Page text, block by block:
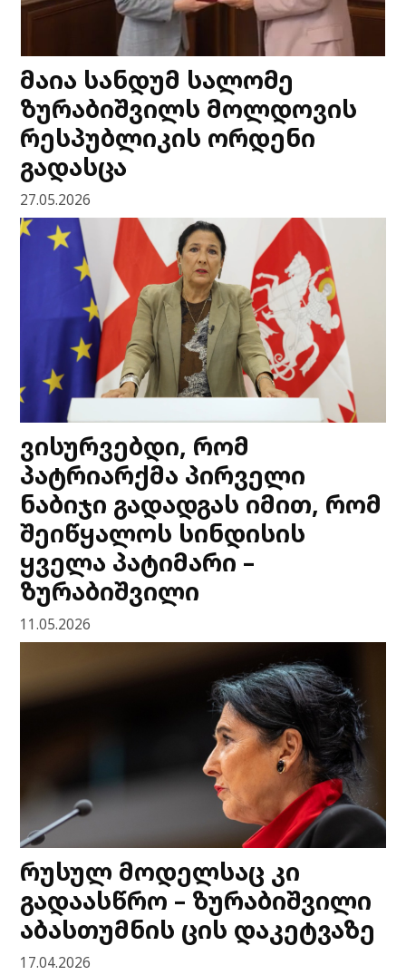
მაია სანდუმ სალომე
ზურაბიშვილს მოლდოვის
რესპუბლიკის ორდენი
გადასცა
27.05.2026
ვისურვებდი, რომ
პატრიარქმა პირველი
ნაბიჯი გადადგას იმით, რომ
შეიწყალოს სინდისის
ყველა პატიმარი –
ზურაბიშვილი
11.05.2026
რუსულ მოდელსაც კი
გადაასწრო – ზურაბიშვილი
აბასთუმნის ცის დაკეტვაზე
17.04.2026